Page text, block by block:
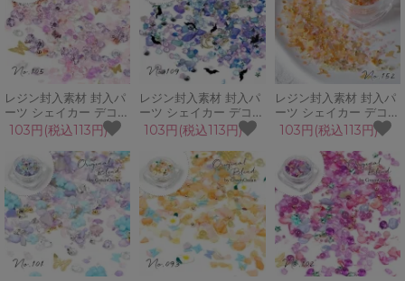
レジン封入素材 封入パ
ーツ シェイカー デコパ
ーツ ヒーリングパープ
ル 蝶 春 カレット バタ
フライ ネイル
GreenOceanオリジナ
ルブレンド♪
103円(税込113円)
レジン封入素材 封入パ
ーツ シェイカー デコパ
ーツ ロイヤルナイト こ
うもり ハロウィン 月
ブリオン GreenOcean
オリジナルブレンド♪
103円(税込113円)
レジン封入素材 封入パ
ーツ シェイカー デコパ
ーツ 銀杏 イチョウ 蝶
秋 ビジュー ブリオン
GreenOceanオリジナ
ルブレンド♪
103円(税込113円)